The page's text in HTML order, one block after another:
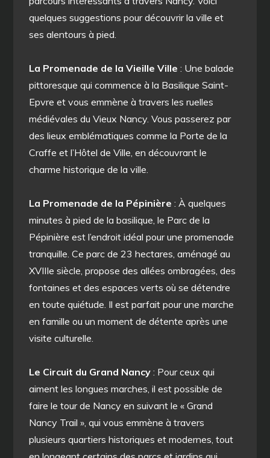
quelques suggestions pour découvrir la ville et
ses alentours à pied.
La Promenade de la Vieille Ville : Une balade
pittoresque qui commence à la Basilique Saint-
Epvre et vous emmène à travers les ruelles
médiévales du Vieux Nancy. Vous passerez par
des lieux emblématiques comme la Porte de la
Craffe et l’Hôtel de Ville, en découvrant le
charme historique de la ville.
La Promenade de la Pépinière : À quelques
minutes à pied de la basilique, le Parc de la
Pépinière est l’endroit idéal pour une promenade
tranquille. Ce parc de 23 hectares, aménagé au
XVIIIe siècle, propose des allées ombragées, des
fontaines et des espaces verts où se détendre
en toute quiétude. Il est parfait pour une marche
en famille ou un moment de détente après une
visite culturelle.
Le Circuit du Grand Nancy : Pour ceux qui
aiment les longues marches, il est possible de
faire le tour de Nancy en suivant le « Grand
Nancy Trail », qui vous emmène à travers
plusieurs quartiers historiques et modernes, tout